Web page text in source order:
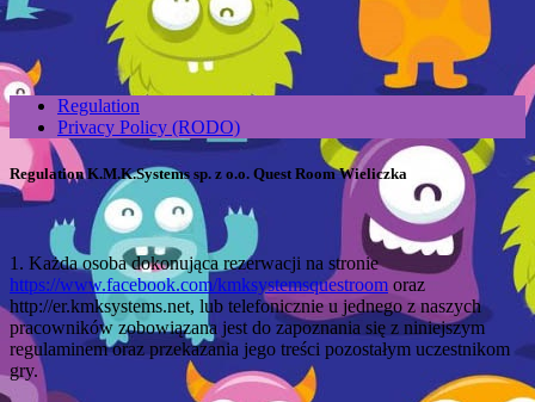
Regulation
Privacy Policy (RODO)
Regulation K.M.K.Systems sp. z o.o. Quest Room Wieliczka
1. Każda osoba dokonująca rezerwacji na stronie
https://www.facebook.com/kmksystemsquestroom oraz
http://er.kmksystems.net, lub telefonicznie u jednego z naszych
pracowników zobowiązana jest do zapoznania się z niniejszym
regulaminem oraz przekazania jego treści pozostałym uczestnikom
gry.